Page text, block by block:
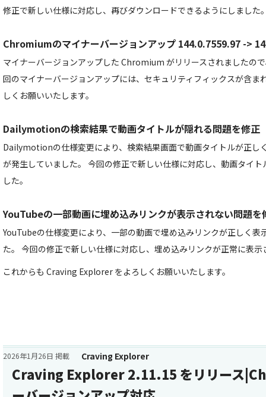
修正で新しい仕様に対応し、再びダウンロードできるようにしました
Chromiumのマイナーバージョンアップ 144.0.7559.97 ->
マイナーバージョンアップした Chromium がリリースされましたの
回のマイナーバージョンアップには、セキュリティフィックスが含ま
しくお願いいたします。
Dailymotionの検索結果で動画タイトルが隠れる問題を修正
Dailymotionの仕様変更により、検索結果画面で動画タイトルが正し
が発生していました。 今回の修正で新しい仕様に対応し、動画タイ
した。
YouTubeの一部動画に埋め込みリンクが表示されない問題を
YouTubeの仕様変更により、一部の動画で埋め込みリンクが正しく表
た。 今回の修正で新しい仕様に対応し、埋め込みリンクが正常に表
これからも Craving Explorer をよろしくお願いいたします。
Craving Explorer
2026年1月26日 掲載
Craving Explorer 2.11.15 をリリース